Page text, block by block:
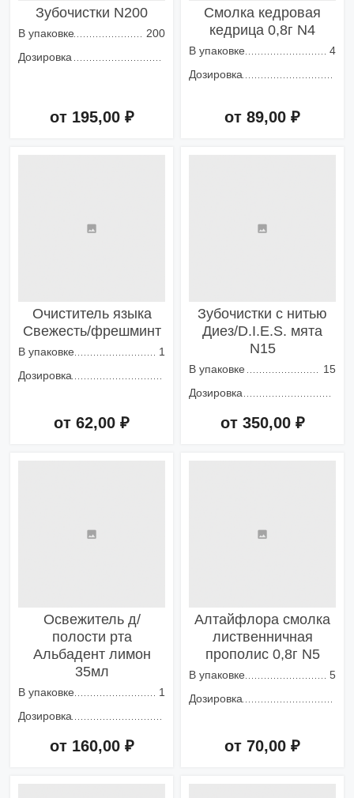
Зубочистки N200
В упаковке
200
Дозировка
от 195,00 ₽
Смолка кедровая
кедрица 0,8г N4
В упаковке
4
Дозировка
от 89,00 ₽
Очиститель языка
Свежесть/фрешминт
В упаковке
1
Дозировка
от 62,00 ₽
Зубочистки с нитью
Диез/D.I.E.S. мята
N15
В упаковке
15
Дозировка
от 350,00 ₽
Освежитель д/
полости рта
Альбадент лимон
35мл
В упаковке
1
Дозировка
от 160,00 ₽
Алтайфлора смолка
лиственничная
прополис 0,8г N5
В упаковке
5
Дозировка
от 70,00 ₽